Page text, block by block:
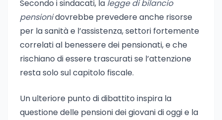
Secondo i sindacati, la legge di bilancio
pensionidovrebbe prevedere anche risorse
per la sanità e l’assistenza, settori fortemente
correlati al benessere dei pensionati, e che
rischiano di essere trascurati se l’attenzione
resta solo sul capitolo fiscale.
Un ulteriore punto di dibattito inspira la
questione delle pensioni dei giovani di oggi e la